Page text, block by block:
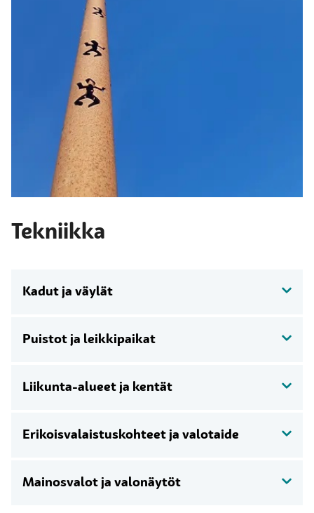
Tekniikka
Kadut ja väylät
Puistot ja leikkipaikat
Liikunta-alueet ja kentät
Erikoisvalaistuskohteet ja valotaide
Mainosvalot ja valonäytöt